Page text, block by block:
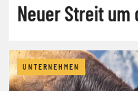
Neuer Streit um
UNTERNEHMEN